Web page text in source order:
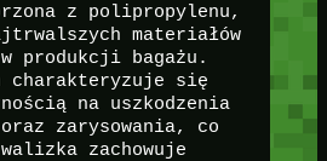
z polipropylenu,
materiałów
w produkcji bagażu.
charakteryzuje się
na uszkodzenia
oraz zarysowania, co
zachowuje